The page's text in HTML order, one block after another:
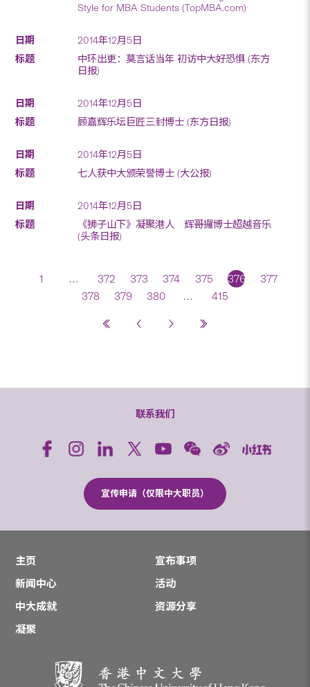
Style for MBA Students (TopMBA.com)
2014年12月5日
中环出更：莫言话当年 初访中大好恐惧 (东方
日报)
2014年12月5日
顾嘉辉乐坛巨匠三封博士 (东方日报)
2014年12月5日
七人获中大颁荣誉博士 (大公报)
2014年12月5日
《狮子山下》凝聚港人 辉哥攞博士超越音乐
(头条日报)
1 … 372 373 374 375 376
377
378
379 380 … 415
联系我们
宣传申请（仅限中大职员）
主页
宣布事项
新闻中心
活动
中大成就
资源分享
凝聚